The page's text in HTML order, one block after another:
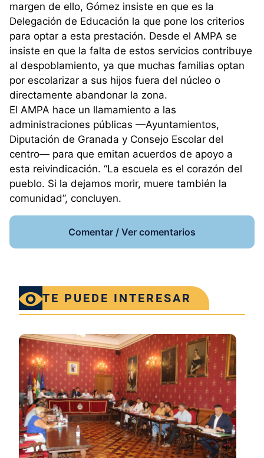
margen de ello, Gómez insiste en que es la
Delegación de Educación la que pone los criterios
para optar a esta prestación. Desde el AMPA se
insiste en que la falta de estos servicios contribuye
al despoblamiento, ya que muchas familias optan
por escolarizar a sus hijos fuera del núcleo o
directamente abandonar la zona.
El AMPA hace un llamamiento a las
administraciones públicas —Ayuntamientos,
Diputación de Granada y Consejo Escolar del
centro— para que emitan acuerdos de apoyo a
esta reivindicación. “La escuela es el corazón del
pueblo. Si la dejamos morir, muere también la
comunidad”, concluyen.
Comentar / Ver comentarios
TE PUEDE INTERESAR